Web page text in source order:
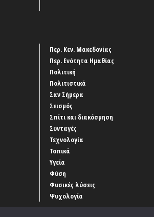
Περ. Κεν. Μακεδονίας
Περ. Ενότητα Ημαθίας
Πολιτική
Πολιτιστικά
Σαν Σήμερα
Σεισμός
Σπίτι και διακόσμηση
Συνταγές
Τεχνολογία
Τοπικά
Υγεία
Φύση
Φυσικές λύσεις
Ψυχολογία